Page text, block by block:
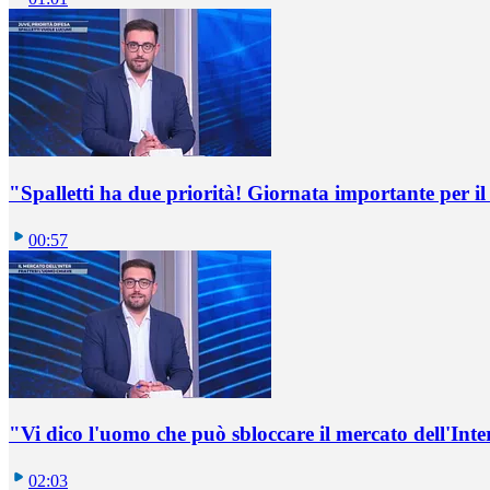
"Spalletti ha due priorità! Giornata importante per
00:57
"Vi dico l'uomo che può sbloccare il mercato
02:03